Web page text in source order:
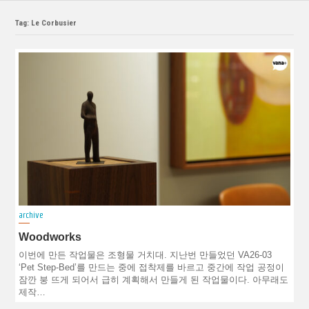
Tag: Le Corbusier
archive
Woodworks
이번에 만든 작업물은 조형물 거치대. 지난번 만들었던 VA26-03
‘Pet Step-Bed’를 만드는 중에 접착제를 바르고 중간에 작업 공정이
잠깐 붕 뜨게 되어서 급히 계획해서 만들게 된 작업물이다. 아무래도
제작…